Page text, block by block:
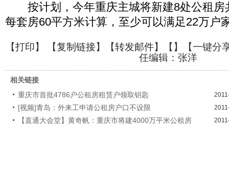
按计划，今年重庆主城将新建8处公租房
每套房60平方米计算，至少可以满足22万户
【打印】 【复制链接】【转发邮件】【 】
【一键分
任编辑：张洋
相关链接
重庆市首批4786户公租房租赁户领取钥匙
[视频]青岛：外来工申请公租房户口不设限
【直通大会堂】黄奇帆：重庆市将建4000万平米公租房